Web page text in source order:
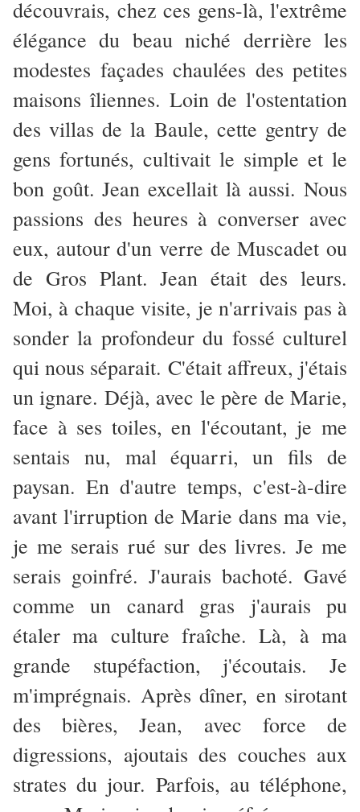
découvrais, chez ces gens-là, l'extrême
élégance du beau niché derrière les
modestes façades chaulées des petites
maisons îliennes. Loin de l'ostentation
des villas de la Baule, cette gentry de
gens fortunés, cultivait le simple et le
bon goût. Jean excellait là aussi. Nous
passions des heures à converser avec
eux, autour d'un verre de Muscadet ou
de Gros Plant. Jean était des leurs.
Moi, à chaque visite, je n'arrivais pas à
sonder la profondeur du fossé culturel
qui nous séparait. C'était affreux, j'étais
un ignare. Déjà, avec le père de Marie,
face à ses toiles, en l'écoutant, je me
sentais nu, mal équarri, un fils de
paysan. En d'autre temps, c'est-à-dire
avant l'irruption de Marie dans ma vie,
je me serais rué sur des livres. Je me
serais goinfré. J'aurais bachoté. Gavé
comme un canard gras j'aurais pu
étaler ma culture fraîche. Là, à ma
grande stupéfaction, j'écoutais. Je
m'imprégnais. Après dîner, en sirotant
des bières, Jean, avec force de
digressions, ajoutais des couches aux
strates du jour. Parfois, au téléphone,